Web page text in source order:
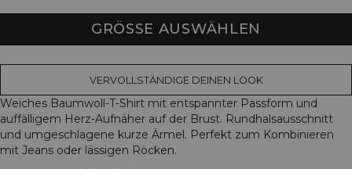
GRÖSSE AUSWÄHLEN
VERVOLLSTÄNDIGE DEINEN LOOK
Weiches Baumwoll-T-Shirt mit entspannter Passform und
auffälligem Herz-Aufnäher auf der Brust. Rundhalsausschnitt
und umgeschlagene kurze Ärmel. Perfekt zum Kombinieren
mit Jeans oder lässigen Röcken.